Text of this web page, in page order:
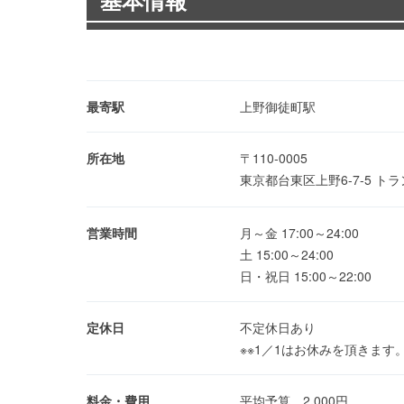
最寄駅 上野御徒町駅
所在地
〒110-0005
東京都台東区上野6-7-5 ト
営業時間
月～金 17:00～24:00
土 15:00～24:00
日・祝日 15:00～22:00
定休日
不定休日あり
※※1／1はお休みを頂きます。
料金・費用 平均予算 2,000円